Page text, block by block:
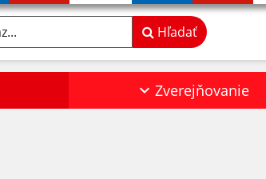
Hľadať
Zverejňovanie